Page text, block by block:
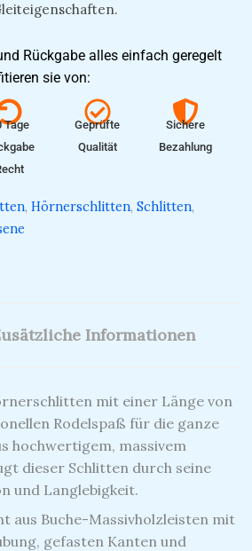
Rückgabe alles einfach geregelt
sie von:
Tage
Geprüfte
Qualität
Sichere
Bezahlung
, Hörnerschlitten, Schlitten,
Informationen
mit einer Länge von
Rodelspaß für die ganze
hochwertigem, massivem
dieser Schlitten durch seine
und Langlebigkeit.
aus Buche-Massivholzleisten mit
gefasten Kanten und